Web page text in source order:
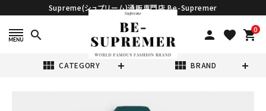
Supreme(シュプリーム)通販専門店 Be-Supremer
search person favorite 0
shopping_cart
view_module CATEGORY view_module BRAND